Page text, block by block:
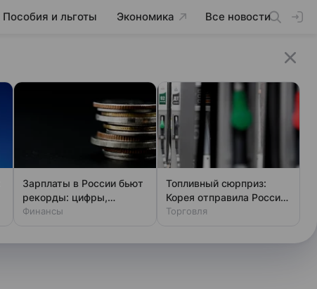
Пособия и льготы Экономика Все новости
Зарплаты в России бьют
рекорды: цифры,
которые удивят
Финансы
Топливный сюрприз:
Корея отправила России
30 тыс. тонн
Торговля